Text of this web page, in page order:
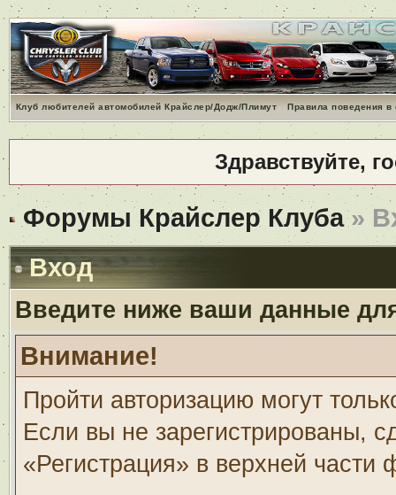
Клуб любителей автомобилей Крайслер/Додж/Плимут Правила поведения
Здравствуйте,
Форумы Крайслер Клуба»
Вход
Введите ниже ваши данные
Внимание!
Пройти авторизацию могут
Если вы не зарегистрированы,
«Регистрация» в верхней части